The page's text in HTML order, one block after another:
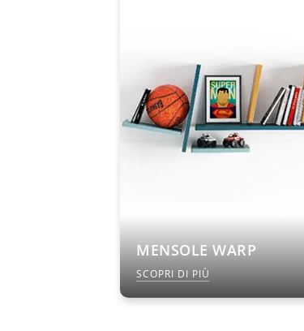
MENSOLE WARP
SCOPRI DI PIÙ